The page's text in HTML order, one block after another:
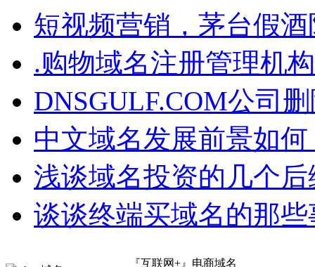
短视频营销，茅台假
.购物域名注册管理机
DNSGULF.COM公司
中文域名发展前景如何
浅谈域名投资的几个后
谈谈终端买域名的那些
『互联网+』电商域名